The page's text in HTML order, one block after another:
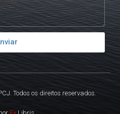
Todos os direitos reservados.